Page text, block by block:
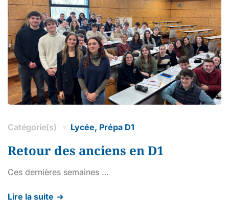
Catégorie(s) Lycée, Prépa D1
Retour des anciens en D1
Ces dernières semaines …
Lire la suite